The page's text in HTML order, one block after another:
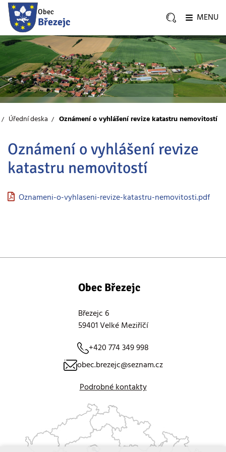
Obec
Březejc MENU
Úřední deska Oznámení o vyhlášení revize katastru nemovitostí
Oznámení o vyhlášení revize
katastru nemovitostí
Oznameni-o-vyhlaseni-revize-katastru-nemovitosti.pdf
obec.brezejc@seznam.cz
+420 774 349 998
Obec Březejc
Březejc 6
59401 Velké Meziříčí
Podrobné kontakty